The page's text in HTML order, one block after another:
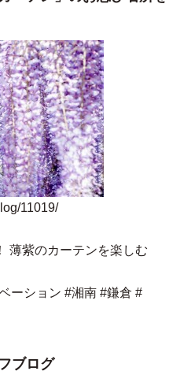
11019/
薄紫のカーテンを楽しむ
ーション #湘南 #鎌倉 #
ブログ